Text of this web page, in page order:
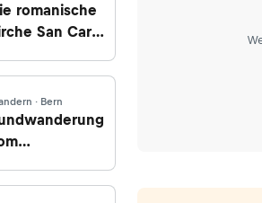
romanische
San Carlo
· Bern
Stierenberg